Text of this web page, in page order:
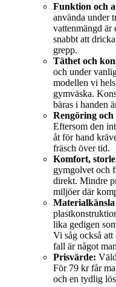
Funktion och
använda under
vattenmängd är
snabbt att
grepp.
Täthet och
och under
modellen vi
gymväska.
bäras i handen
Rengöring och
Eftersom den
åt för hand
fräsch över tid.
Komfort,
gymgolvet och
direkt. Mindre
miljöer där
lika gedigen
Vi såg också
fall är något
Prisvärde:
För 79 kr får
och en tydlig